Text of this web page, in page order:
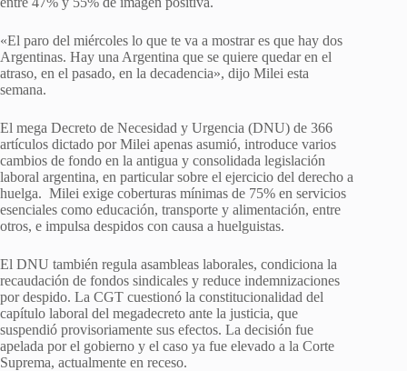
«El paro del miércoles lo que te va a mostrar es que hay dos
Argentinas. Hay una Argentina que se quiere quedar en el
atraso, en el pasado, en la decadencia», dijo Milei esta
semana.
El mega Decreto de Necesidad y Urgencia (DNU) de 366
artículos dictado por Milei apenas asumió, introduce varios
cambios de fondo en la antigua y consolidada legislación
laboral argentina, en particular sobre el ejercicio del derecho a
huelga. Milei exige coberturas mínimas de 75% en servicios
esenciales como educación, transporte y alimentación, entre
otros, e impulsa despidos con causa a huelguistas.
El DNU también regula asambleas laborales, condiciona la
recaudación de fondos sindicales y reduce indemnizaciones
por despido. La CGT cuestionó la constitucionalidad del
capítulo laboral del megadecreto ante la justicia, que
suspendió provisoriamente sus efectos. La decisión fue
apelada por el gobierno y el caso ya fue elevado a la Corte
Suprema, actualmente en receso.